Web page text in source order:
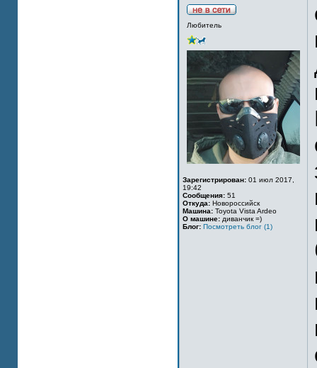
Любитель
Зарегистрирован: 01 июл 2017,
19:42
Сообщения: 51
Откуда: Новороссийск
Машина: Toyota Vista Ardeo
О машине: диванчик =)
Блог: Посмотреть блог (1)